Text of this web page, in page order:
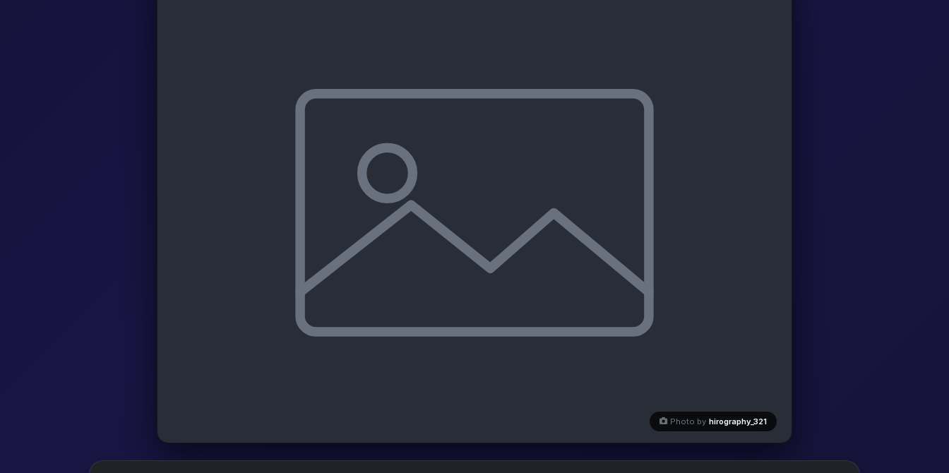
Photo by hirography_321